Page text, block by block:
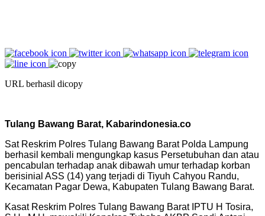
URL berhasil dicopy
Tulang Bawang Barat, Kabarindonesia.co
Sat Reskrim Polres Tulang Bawang Barat Polda Lampung
berhasil kembali mengungkap kasus Persetubuhan dan atau
pencabulan terhadap anak dibawah umur terhadap korban
berisinial ASS (14) yang terjadi di Tiyuh Cahyou Randu,
Kecamatan Pagar Dewa, Kabupaten Tulang Bawang Barat.
Kasat Reskrim Polres Tulang Bawang Barat IPTU H Tosira,